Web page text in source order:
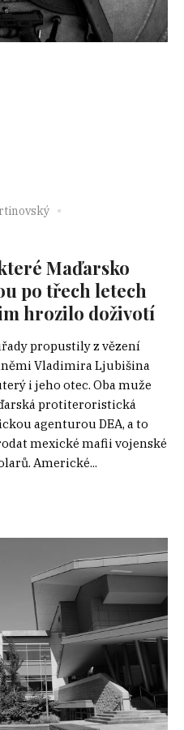
Maďarsko
po třech letech
hrozilo doživotí
propustily z vězení
Vladimira Ljubišina
i jeho otec. Oba muže
protiteroristická
agenturou DEA, a to
mexické mafii vojenské
Americké...